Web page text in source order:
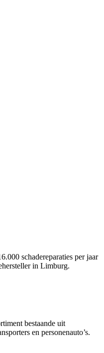
schadereparaties per jaar
in Limburg.
bestaande uit
en personenauto’s.